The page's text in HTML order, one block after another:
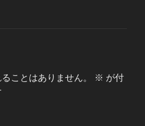
ことはありません。 ※ が付